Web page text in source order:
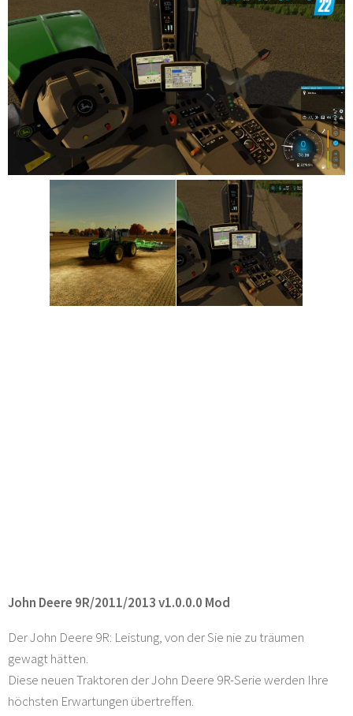
John Deere 9R/2011/2013 v1.0.0.0 Mod
Der John Deere 9R: Leistung, von der Sie nie zu träumen
gewagt hätten.
Diese neuen Traktoren der John Deere 9R-Serie werden Ihre
höchsten Erwartungen übertreffen.